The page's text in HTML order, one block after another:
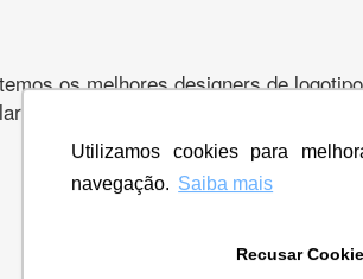
Utilizamos cookies para
navegação. Saiba mais
Recusar
os melhores designers de
banner, cartão de visita, folder,
CRIE SUA